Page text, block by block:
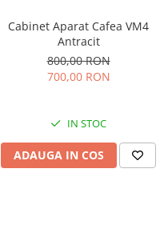
Cabinet Aparat Cafea VM4
Antracit
800,00 RON
700,00 RON
IN STOC
ADAUGA IN COS